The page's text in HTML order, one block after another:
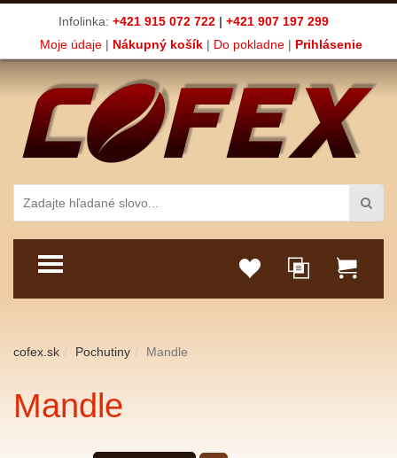
Infolinka: +421 915 072 722 | +421 907 197 299
Moje údaje| Nákupný košík| Do pokladne| Prihlásenie
TOGGLE MENU
cofex.sk Pochutiny Mandle
Mandle